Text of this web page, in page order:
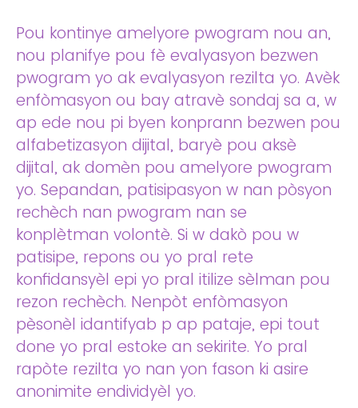
Pou kontinye amelyore pwogram nou an,
nou planifye pou fè evalyasyon bezwen
pwogram yo ak evalyasyon rezilta yo. Avèk
enfòmasyon ou bay atravè sondaj sa a, w
ap ede nou pi byen konprann bezwen pou
alfabetizasyon dijital, baryè pou aksè
dijital, ak domèn pou amelyore pwogram
yo. Sepandan, patisipasyon w nan pòsyon
rechèch nan pwogram nan se
konplètman volontè. Si w dakò pou w
patisipe, repons ou yo pral rete
konfidansyèl epi yo pral itilize sèlman pou
rezon rechèch. Nenpòt enfòmasyon
pèsonèl idantifyab p ap pataje, epi tout
done yo pral estoke an sekirite. Yo pral
rapòte rezilta yo nan yon fason ki asire
anonimite endividyèl yo.